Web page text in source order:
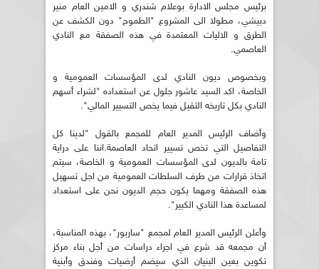
برئيس مجلس الادارة بوعلام شندري و الامين العام منير
دبيشي، مطولا الى المشروع "الطموح" دون الكشف عن
الطرق و الاليات المعتمدة في هذه الصفقة مع النادي
العاصمي.
وبخصوص ديون النادي لدى المؤسسات العمومية و
الخاصة، اكد السيد عاشور جلول عن استعداده "لشراء أسهم
النادي بكل تاريخه الثقيل فيما يخص التسيير المالي".
وأضاف الرئيس المدير العام للمجمع بالقول "لدينا كل
التفاصيل التي تخص تسيير اتحاد العاصمة.اننا على دراية
تامة بالديون لدى المؤسسات العمومية و الخاصة، سيتم
اتخاذ قرارات من طرف السلطات العمومية من اجل تسهيل
هذه الصفقة ومهما يكون حجم الديون نحن على استعداد
لمساعدة هذا النادي الكبير".
وأعلن الرئيس المدير العام لمجمع "ساربور"، بهذه المناسبة،
أن مجمعه قد شرع في اجراء دراسات من أجل بناء مركز
تكوين بعين البنيان الذي سيضم أرضيات وفندق وأبنية